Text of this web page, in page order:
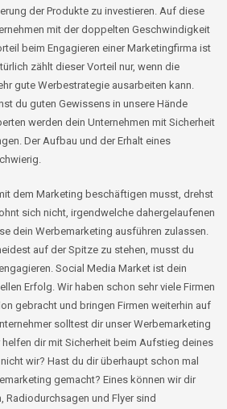
der Produkte zu investieren. Auf diese
mit der doppelten Geschwindigkeit
beim Engagieren einer Marketingfirma ist
zählt dieser Vorteil nur, wenn die
gute Werbestrategie ausarbeiten kann.
du guten Gewissens in unsere Hände
werden dein Unternehmen mit Sicherheit
Der Aufbau und der Erhalt eines
dem Marketing beschäftigen musst, drehst
sich nicht, irgendwelche dahergelaufenen
dein Werbemarketing ausführen zulassen.
auf der Spitze zu stehen, musst du
Social Media Market ist dein
Erfolg. Wir haben schon sehr viele Firmen
gebracht und bringen Firmen weiterhin auf
solltest dir unser Werbemarketing
dir mit Sicherheit beim Aufstieg deines
wir? Hast du dir überhaupt schon mal
gemacht? Eines können wir dir
Radiodurchsagen und Flyer sind